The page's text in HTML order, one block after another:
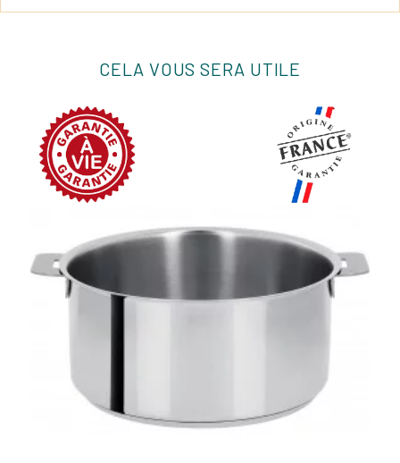
CELA VOUS SERA UTILE